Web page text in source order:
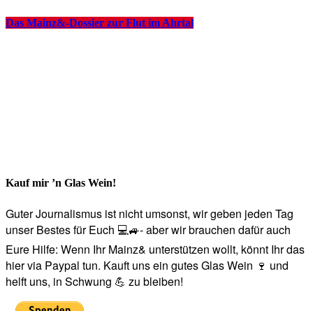
Das Mainz&-Dossier zur Flut im Ahrtal
Kauf mir ’n Glas Wein!
Guter Journalismus ist nicht umsonst, wir geben jeden Tag
unser Bestes für Euch 💻🚙- aber wir brauchen dafür auch
Eure Hilfe: Wenn Ihr Mainz& unterstützen wollt, könnt Ihr das
hier via Paypal tun. Kauft uns ein gutes Glas Wein 🍷 und
helft uns, in Schwung 💪 zu bleiben!